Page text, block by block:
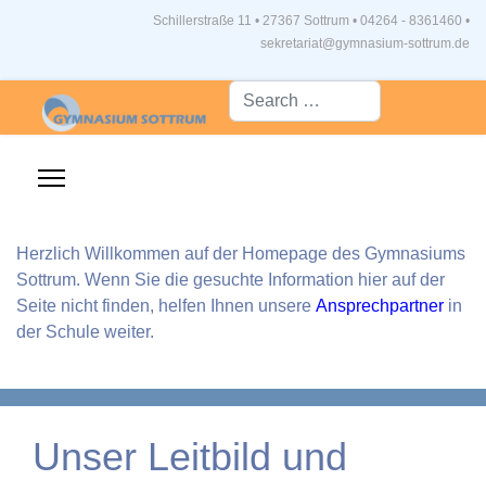
Schillerstraße 11 • 27367 Sottrum • 04264 - 8361460 •
sekretariat@gymnasium-sottrum.de
Suche...
Herzlich Willkommen auf der Homepage des Gymnasiums
Sottrum. Wenn Sie die gesuchte Information hier auf der
Seite nicht finden, helfen Ihnen unsere Ansprechpartner in
der Schule weiter.
Unser Leitbild und